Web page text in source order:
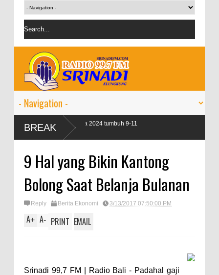
BREAK
perbankan pada 2024 tumbuh 9-11
9 Hal yang Bikin Kantong
Bolong Saat Belanja Bulanan
Reply Berita Ekonomi 3/13/2017 07:50:00 PM
A+ A- PRINT EMAIL
Srinadi 99,7 FM | Radio Bali - Padahal gaji